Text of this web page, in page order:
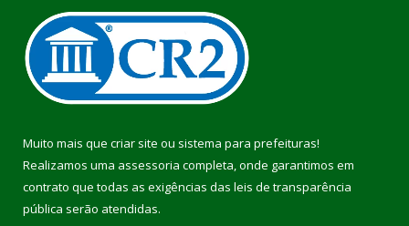
Muito mais que criar site ou sistema para prefeituras!
Realizamos uma assessoria completa, onde garantimos em
contrato que todas as exigências das leis de transparência
pública serão atendidas.